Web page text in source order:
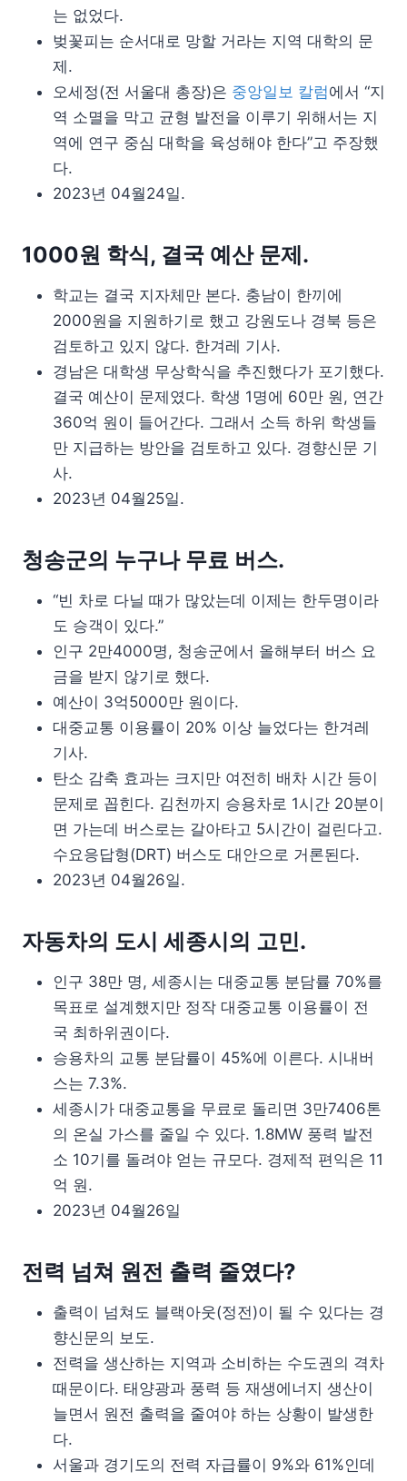
는 없었다.
벚꽃피는 순서대로 망할 거라는 지역 대학의 문
제.
오세정(전 서울대 총장)은 중앙일보 칼럼에서 “지
역 소멸을 막고 균형 발전을 이루기 위해서는 지
역에 연구 중심 대학을 육성해야 한다”고 주장했
다.
2023년 04월24일.
1000원 학식, 결국 예산 문제.
학교는 결국 지자체만 본다. 충남이 한끼에
2000원을 지원하기로 했고 강원도나 경북 등은
검토하고 있지 않다. 한겨레 기사.
경남은 대학생 무상학식을 추진했다가 포기했다.
결국 예산이 문제였다. 학생 1명에 60만 원, 연간
360억 원이 들어간다. 그래서 소득 하위 학생들
만 지급하는 방안을 검토하고 있다. 경향신문 기
사.
2023년 04월25일.
청송군의 누구나 무료 버스.
“빈 차로 다닐 때가 많았는데 이제는 한두명이라
도 승객이 있다.”
인구 2만4000명, 청송군에서 올해부터 버스 요
금을 받지 않기로 했다.
예산이 3억5000만 원이다.
대중교통 이용률이 20% 이상 늘었다는 한겨레
기사.
탄소 감축 효과는 크지만 여전히 배차 시간 등이
문제로 꼽힌다. 김천까지 승용차로 1시간 20분이
면 가는데 버스로는 갈아타고 5시간이 걸린다고.
수요응답형(DRT) 버스도 대안으로 거론된다.
2023년 04월26일.
자동차의 도시 세종시의 고민.
인구 38만 명, 세종시는 대중교통 분담률 70%를
목표로 설계했지만 정작 대중교통 이용률이 전
국 최하위권이다.
승용차의 교통 분담률이 45%에 이른다. 시내버
스는 7.3%.
세종시가 대중교통을 무료로 돌리면 3만7406톤
의 온실 가스를 줄일 수 있다. 1.8MW 풍력 발전
소 10기를 돌려야 얻는 규모다. 경제적 편익은 11
억 원.
2023년 04월26일
전력 넘쳐 원전 출력 줄였다?
출력이 넘쳐도 블랙아웃(정전)이 될 수 있다는 경
향신문의 보도.
전력을 생산하는 지역과 소비하는 수도권의 격차
때문이다. 태양광과 풍력 등 재생에너지 생산이
늘면서 원전 출력을 줄여야 하는 상황이 발생한
다.
서울과 경기도의 전력 자급률이 9%와 61%인데